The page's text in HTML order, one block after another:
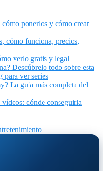
ponerlos y cómo crear
cómo funciona, precios,
verlo gratis y legal
Descúbrelo todo sobre esta
para ver series
La guía más completa del
dónde conseguirla